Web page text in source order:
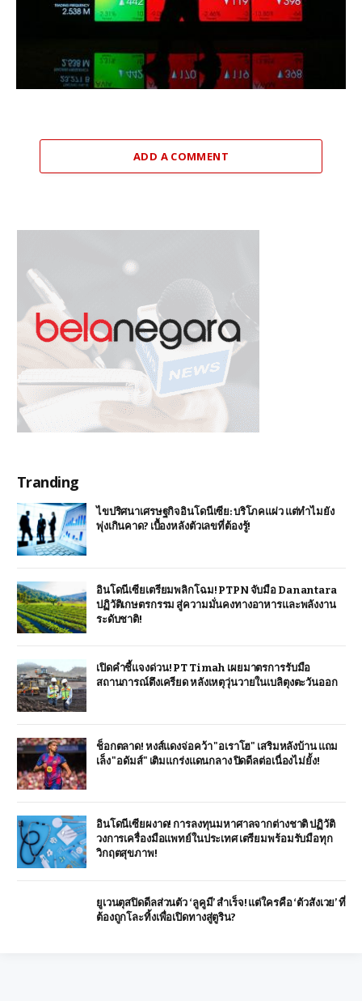
ADD A COMMENT
Tranding
ไขปริศนาเศรษฐกิจอินโดนีเซีย: บริโภคแผ่ว แต่ทำไมยัง
พุ่งเกินคาด? เบื้องหลังตัวเลขที่ต้องรู้!
อินโดนีเซียเตรียมพลิกโฉม! PTPN จับมือ Danantara
ปฏิวัติเกษตรกรรม สู่ความมั่นคงทางอาหารและพลังงาน
ระดับชาติ!
เปิดคำชี้แจงด่วน! PT Timah เผยมาตรการรับมือ
สถานการณ์ตึงเครียด หลังเหตุวุ่นวายในเบลิตุงตะวันออก
ช็อกตลาด! หงส์แดงจ่อคว้า "อเราโฮ" เสริมหลังบ้าน แถม
เล็ง "อดัมส์" เติมแกร่งแดนกลาง ปิดดีลต่อเนื่องไม่ยั้ง!
อินโดนีเซียผงาด! การลงทุนมหาศาลจากต่างชาติ ปฏิวัติ
วงการเครื่องมือแพทย์ในประเทศ เตรียมพร้อมรับมือทุก
วิกฤตสุขภาพ!
ยูเวนตุสปิดดีลส่วนตัว ‘ลูคูมี’ สำเร็จ! แต่ใครคือ ‘ตัวสังเวย’ ที่
ต้องถูกโละทิ้งเพื่อเปิดทางสู่ตูริน?